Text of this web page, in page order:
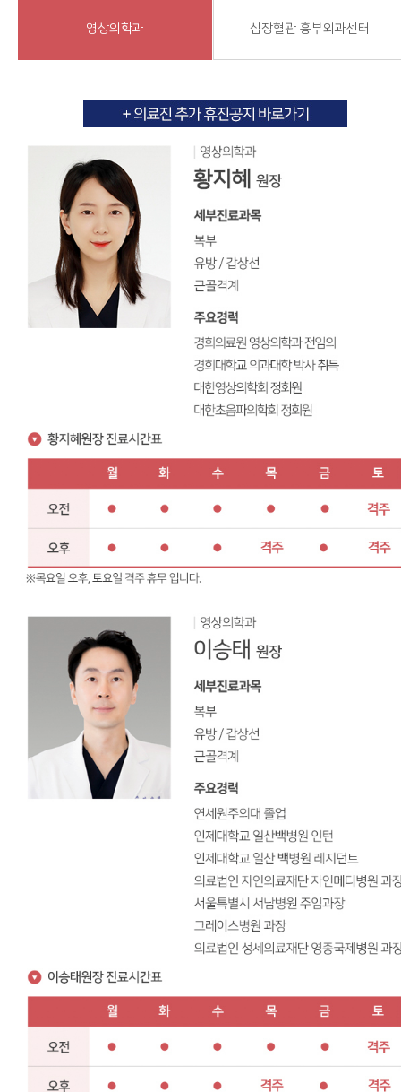
영상의학과 심장혈관 흉부외과센터